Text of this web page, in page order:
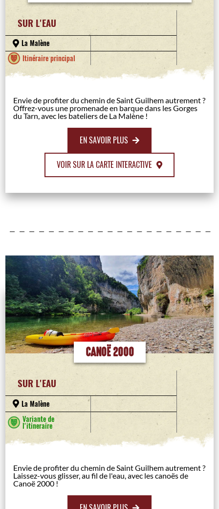
SUR L'EAU
La Malène
Itinéraire principal
Envie de profiter du chemin de Saint Guilhem autrement ?
Offrez-vous une promenade en barque dans les Gorges
du Tarn, avec les bateliers de La Malène !
EN SAVOIR PLUS
VOIR SUR LA CARTE INTERACTIVE
CANOË 2000
SUR L'EAU
La Malène
Variante de
l'itineraire
Envie de profiter du chemin de Saint Guilhem autrement ?
Laissez-vous glisser, au fil de l'eau, avec les canoës de
Canoë 2000 !